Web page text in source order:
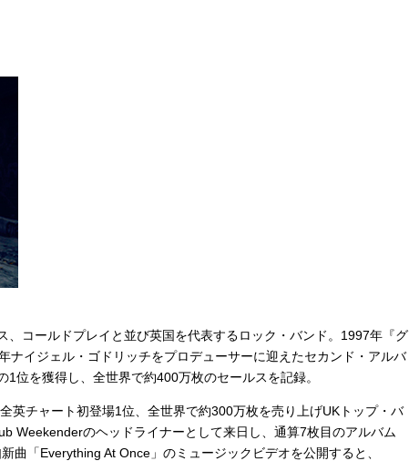
一部携帯・PHS不可
をお断りさせていただきます。
3499-6669
コールドプレイと並び英国を代表するロック・バンド。1997年『グ
ナイジェル・ゴドリッチをプロデューサーに迎えたセカンド・アルバ
位を獲得し、全世界で約400万枚のセールスを記録。
英チャート初登場1位、全世界で約300万枚を売り上げUKトップ・バ
Weekenderのヘッドライナーとして来日し、通算7枚目のアルバム
曲「Everything At Once」のミュージックビデオを公開すると、